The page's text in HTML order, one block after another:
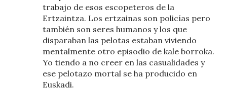
trabajo de esos escopeteros de la
Ertzaintza. Los ertzainas son policías pero
también son seres humanos y los que
disparaban las pelotas estaban viviendo
mentalmente otro episodio de kale borroka.
Yo tiendo a no creer en las casualidades y
ese pelotazo mortal se ha producido en
Euskadi.